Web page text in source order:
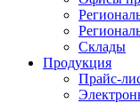
Склады
Продукция
Прайс-